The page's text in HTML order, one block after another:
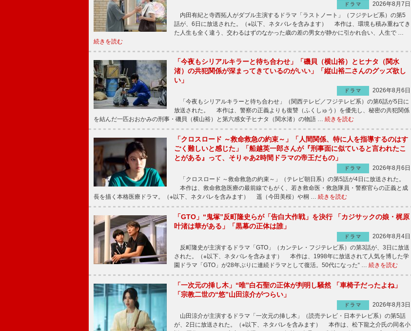
ドラマ
2026年8月7日
内田有紀と寺西拓人がダブル主演するドラマ「ラストノート」（フジテレビ系）の第5
話が、6日に放送された。（※以下、ネタバレを含みます） 本作は、環境も積み重ねてき
た人生も全く違う、交わるはずのなかった歳の差の男女が静かに引かれ合い、人生で …
続きを読む
「今夜もシリアルキラーと待ち合わせ」「磯貝（横山裕）とヒナタ（関水
渚）の共犯関係が深まってきているのがいい」「縦山裕二さんのグッズ欲し
い」
ドラマ
2026年8月6日
「今夜もシリアルキラーと待ち合わせ」（関西テレビ／フジテレビ系）の第6話が5日に
放送された。 本作は、警察の正義よりも復讐（ふくしゅう）を優先し、秘密の共犯関係
を結んだ一匹おおかみの刑事・磯貝（横山裕）と第六感女子ヒナタ（関水渚）の物語 … 続きを読む
「クロスロード ～救命救急の約束～」「人間関係、特に人を指導するのはす
ごく難しいと感じた」「船越英一郎さんが『刑事面に似ていると言われたこ
とがある』って、そりゃあ2時間ドラマの帝王だもの」
ドラマ
2026年8月6日
「クロスロード ～救命救急の約束～」（テレビ朝日系）の第5話が4日に放送された。
本作は、救命救急医療の最前線でもがく、若き救命医・救急隊員・警察官らの正義と成
長を描く本格医療ドラマ。（※以下、ネタバレを含みます） 遥（今田美桜）や桐 … 続きを読む
「GTO」“鬼塚”反町隆史らが「告白大作戦」を決行 「カジサックの娘・梶原
叶渚は華がある」「黒幕の正体は誰」
ドラマ
2026年8月4日
反町隆史が主演するドラマ「GTO」（カンテレ・フジテレビ系）の第3話が、3日に放送
された。（※以下、ネタバレを含みます） 本作は、1998年に放送されて人気を博した学
園ドラマ「GTO」が28年ぶりに連続ドラマとして復活。50代になった“ … 続きを読む
「一次元の挿し木」“唯”白石聖の正体が判明し騒然 「車椅子だったよね」
「宗教二世の“悠”山田涼介がつらい」
ドラマ
2026年8月3日
山田涼介が主演するドラマ「一次元の挿し木」（読売テレビ・日本テレビ系）の第5話
が、2日に放送された。（※以下、ネタバレを含みます） 本作は、松下龍之介氏の同名小